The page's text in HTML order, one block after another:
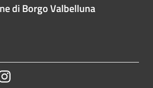
di Borgo Valbelluna
Instagram